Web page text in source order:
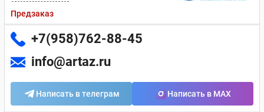
Предзаказ
+7(958)762-88-45
info@artaz.ru
Написать в телеграм Написать в MAX